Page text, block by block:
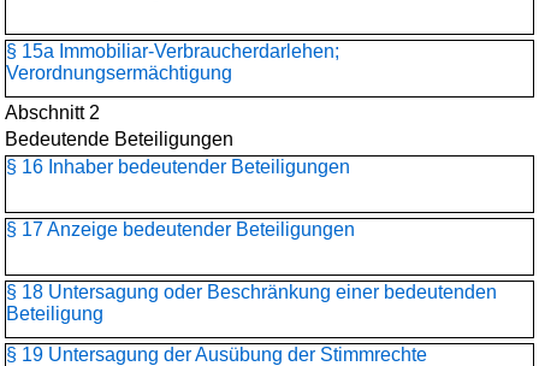
§ 15a Immobiliar-Verbraucherdarlehen;
Verordnungsermächtigung
Abschnitt 2
Bedeutende Beteiligungen
§ 16 Inhaber bedeutender Beteiligungen
§ 17 Anzeige bedeutender Beteiligungen
§ 18 Untersagung oder Beschränkung einer bedeutenden
Beteiligung
§ 19 Untersagung der Ausübung der Stimmrechte